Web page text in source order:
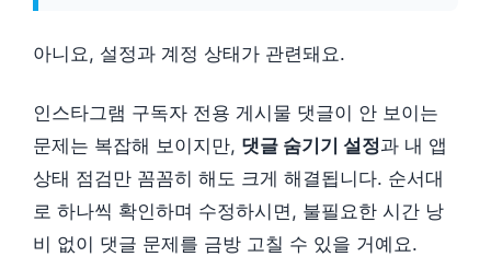
아니요, 설정과 계정 상태가 관련돼요.
인스타그램 구독자 전용 게시물 댓글이 안 보이는
문제는 복잡해 보이지만, 댓글 숨기기 설정과 내 앱
상태 점검만 꼼꼼히 해도 크게 해결됩니다. 순서대
로 하나씩 확인하며 수정하시면, 불필요한 시간 낭
비 없이 댓글 문제를 금방 고칠 수 있을 거예요.